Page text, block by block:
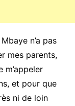
n’a pas
mes parents,
et pour que
ni de loin